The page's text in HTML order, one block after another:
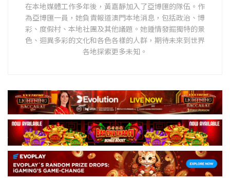
在本地媒體工作多年後，黃嘉靜加入了亞博匯的隊伍。作
為亞博匯一員，她負責報道澳門本地消息，包括政治、博
彩、度假村、本地社團及其他議題。她鍾情發掘獨特的景
色、迴異多彩的文化和各色各樣的人群，期待未來到世界
各地探索更多未知。